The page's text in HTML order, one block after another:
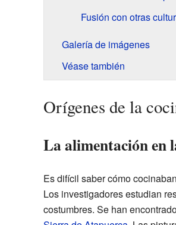
Fusión con otras
Galería de imágenes
Véase también
Orígenes de la
La alimentación en
Es difícil saber cómo
Los investigadores estudian
costumbres. Se han